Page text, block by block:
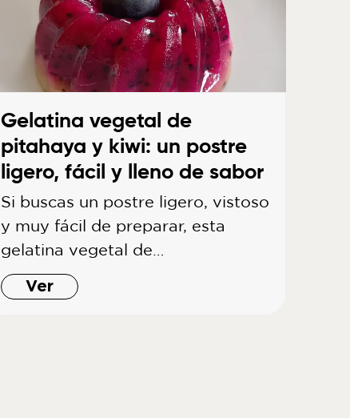
Gelatina vegetal de
pitahaya y kiwi: un postre
ligero, fácil y lleno de sabor
Si buscas un postre ligero, vistoso
y muy fácil de preparar, esta
gelatina vegetal de…
Ver